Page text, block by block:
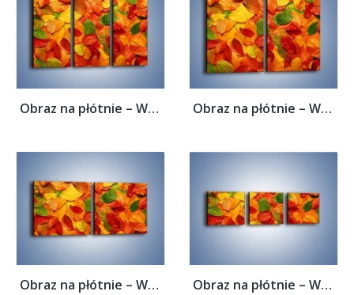
Obraz na płótnie – Wszystkie kolory... Obraz na płótnie – Wszystkie kolory...
Obraz na płótnie – Wszystkie kolory... Obraz na płótnie – Wszystkie kolory...